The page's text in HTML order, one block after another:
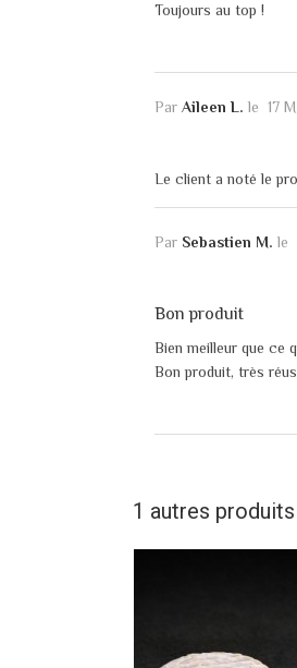
Toujours au top !
Par Aileen L. le 17
Le client a noté le
Par Sebastien M. le
Bon produit
Bien meilleur que ce
Bon produit, très
1 autres